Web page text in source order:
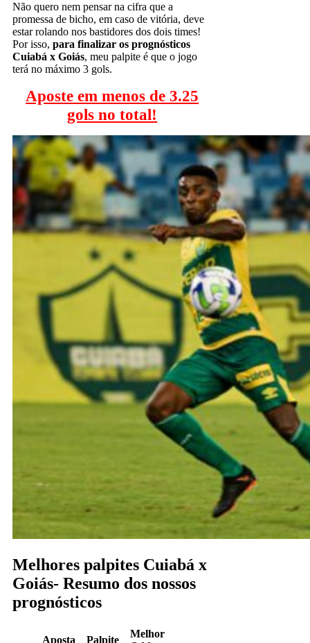
Não quero nem pensar na cifra que a
promessa de bicho, em caso de vitória, deve
estar rolando nos bastidores dos dois times!
Por isso, para finalizar os prognósticos
Cuiabá x Goiás, meu palpite é que o jogo
terá no máximo 3 gols.
Aposte em menos de 3.25
gols no total!
Melhores palpites Cuiabá x
Goiás- Resumo dos nossos
prognósticos
Aposta Palpite
Melhor